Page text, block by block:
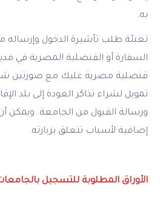
به.
تعبئة طلب تأشيرة الدخول وإرساله
السفارة أو القنصلية المصرية في
قنصلية مصرية عليك مع صورتين
تمويل لشراء تذاكر العودة إلى بلد
ورسالة القبول من الجامعة. ويمكن
إضافية لأسباب تتعلق بزيارته.
الأوراق المطلوبة للتسجيل